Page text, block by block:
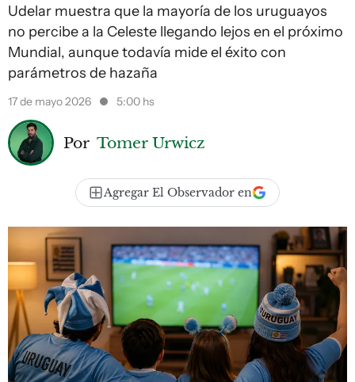
Udelar muestra que la mayoría de los uruguayos
no percibe a la Celeste llegando lejos en el próximo
Mundial, aunque todavía mide el éxito con
parámetros de hazaña
17 de mayo 2026 5:00 hs
Por Tomer Urwicz
Agregar El Observador en